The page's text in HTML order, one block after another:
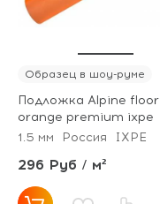
Образец в шоу-руме
Подложка Alpine floor
orange premium ixpe
1.5 мм
Россия IXPE
296 Руб / м²